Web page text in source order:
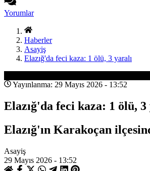
Yorumlar
Haberler
Asayiş
Elazığ'da feci kaza: 1 ölü, 3 yaralı
Yayınlanma: 29 Mayıs 2026 - 13:52
Elazığ'da feci kaza: 1 ölü, 3
Elazığ'ın Karakoçan
Asayiş
29 Mayıs 2026 - 13:52